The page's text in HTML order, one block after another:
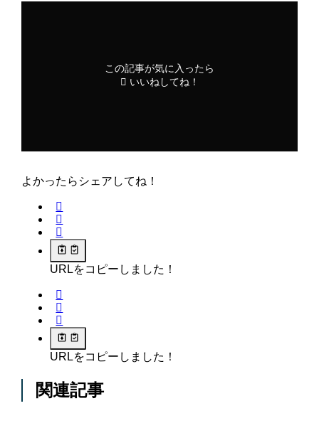
この記事が気に入ったら
いいねしてね！
よかったらシェアしてね！
URLをコピーしました！
URLをコピーしました！
関連記事